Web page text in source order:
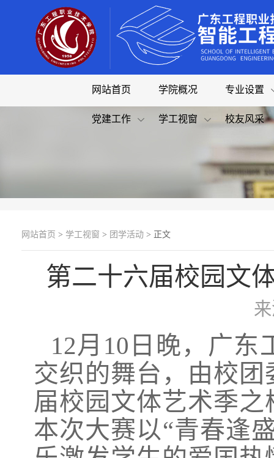
网站首页 学院概况 专业设置
党建工作 学工视窗 校友风采
网站首页 > 学工视窗 > 团学活动 > 正文
第二十六届校园文
12月10日晚，广
交织的舞台，由校
届校园文体艺术季
本次大赛以“青春逢